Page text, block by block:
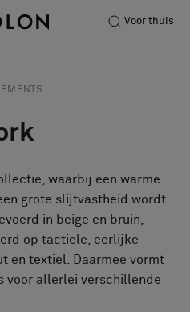
Voor thuis
waarbij een warme
grote slijtvastheid wordt
in beige en bruin,
op tactiele, eerlijke
en textiel. Daarmee vormt
voor allerlei verschillende